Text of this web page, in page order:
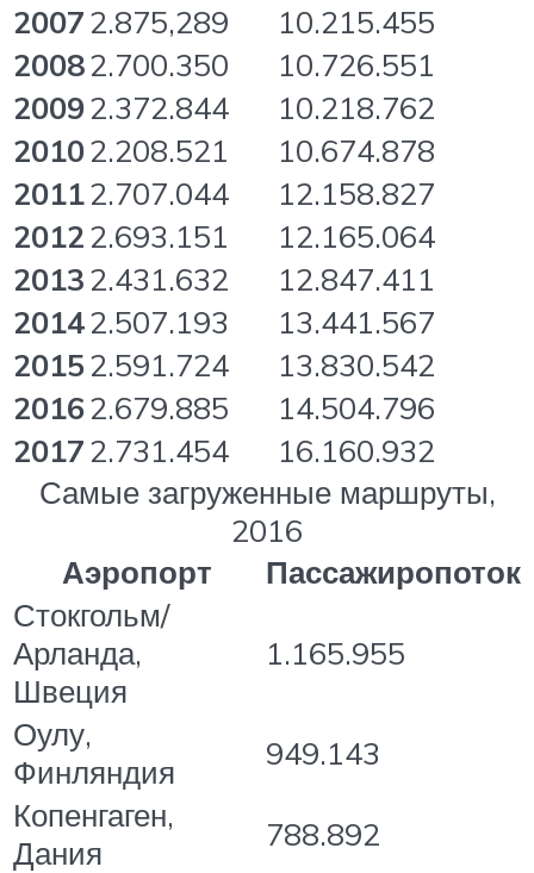
20072.875,289
10.215.455
20082.700.350
10.726.551
20092.372.844
10.218.762
20102.208.521
10.674.878
20112.707.044
12.158.827
20122.693.151
12.165.064
20132.431.632
12.847.411
20142.507.193
13.441.567
20152.591.724
13.830.542
20162.679.885
14.504.796
20172.731.454
16.160.932
Самые загруженные маршруты,
2016
Аэропорт
Пассажиропоток
Стокгольм/
Арланда,
Швеция
1.165.955
Оулу,
Финляндия
949.143
Копенгаген,
Дания
788.892